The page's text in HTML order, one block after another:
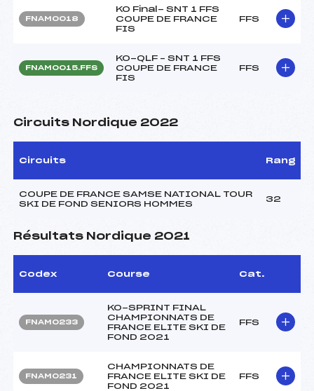
FNAM0018
KO Final- SNT 1 FFS
COUPE DE FRANCE
FIS
FFS
FNAM0015.FFS
KO-QLF – SNT 1 FFS
COUPE DE FRANCE
FIS
FFS
Circuits Nordique 2022
Circuits Rang
COUPE DE FRANCE SAMSE NATIONAL TOUR
SKI DE FOND SENIORS HOMMES
32
Résultats Nordique 2021
Codex Course Cat.
FNAM0233
KO-SPRINT FINAL
CHAMPIONNATS DE
FRANCE ELITE SKI DE
FOND 2021
FFS
FNAM0231
CHAMPIONNATS DE
FRANCE ELITE SKI DE
FOND 2021
FFS